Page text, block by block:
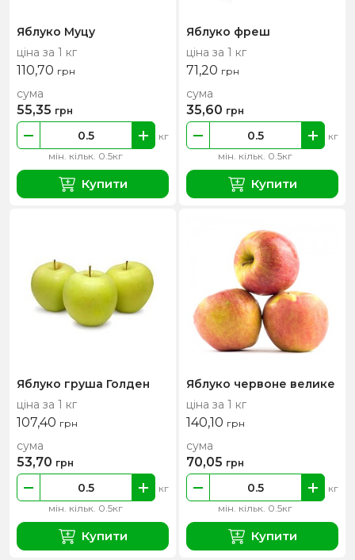
Яблуко Муцу
ціна за 1 кг
110,70 грн
мін. кільк. 0.5кг
кг
сума
55,35 грн
Купити
Яблуко фреш
ціна за 1 кг
71,20 грн
мін. кільк. 0.5кг
кг
сума
35,60 грн
Купити
Яблуко груша Голден
ціна за 1 кг
107,40 грн
мін. кільк. 0.5кг
кг
сума
53,70 грн
Купити
Яблуко червоне велике
ціна за 1 кг
140,10 грн
мін. кільк. 0.5кг
кг
сума
70,05 грн
Купити